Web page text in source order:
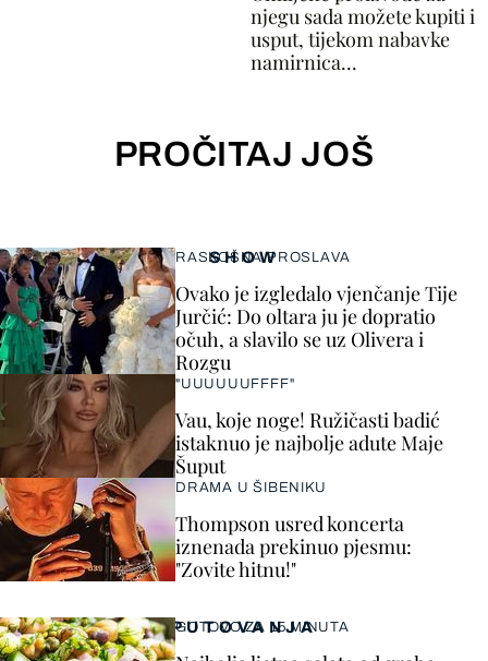
njegu sada možete kupiti i
usput, tijekom nabavke
namirnica...
PROČITAJ JOŠ
SHOW
RASKOŠNA PROSLAVA
Ovako je izgledalo vjenčanje Tije
Jurčić: Do oltara ju je dopratio
očuh, a slavilo se uz Olivera i
Rozgu
"UUUUUUFFFF"
Vau, koje noge! Ružičasti badić
istaknuo je najbolje adute Maje
Šuput
DRAMA U ŠIBENIKU
Thompson usred koncerta
iznenada prekinuo pjesmu:
"Zovite hitnu!"
PUTOVANJA
GOTOVO ZA 15 MINUTA